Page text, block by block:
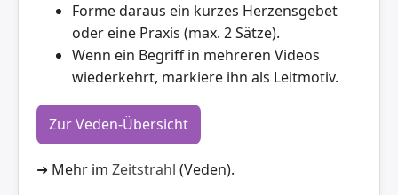
Forme daraus ein kurzes Herzensgebet
oder eine Praxis (max. 2 Sätze).
Wenn ein Begriff in mehreren Videos
wiederkehrt, markiere ihn als Leitmotiv.
Zur Veden-Übersicht
➜ Mehr im Zeitstrahl (Veden).